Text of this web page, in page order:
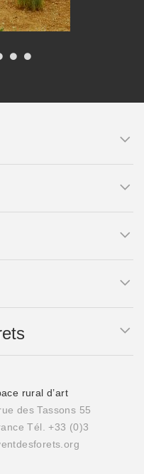
rural d’art
des Tassons 55
Tél. +33 (0)3